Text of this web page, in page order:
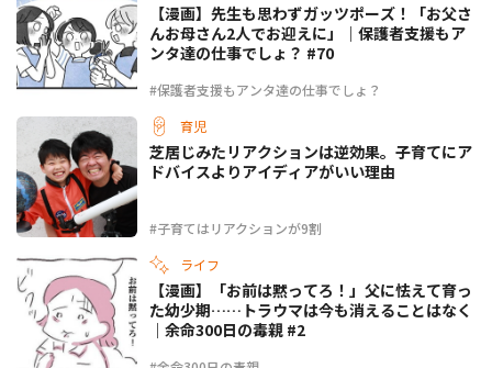
#保護者支援もアンタ達の仕事でしょ？
【漫画】先生も思わずガッツポーズ！「お父さ
んお母さん2人でお迎えに」｜保護者支援もア
ンタ達の仕事でしょ？ #70
育児
#子育てはリアクションが9割
芝居じみたリアクションは逆効果。子育てにア
ドバイスよりアイディアがいい理由
ライフ
【漫画】「お前は黙ってろ！」父に怯えて育っ
た幼少期……トラウマは今も消えることはなく
｜余命300日の毒親 #2